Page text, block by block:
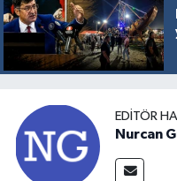
EDITÖR
Nurcan